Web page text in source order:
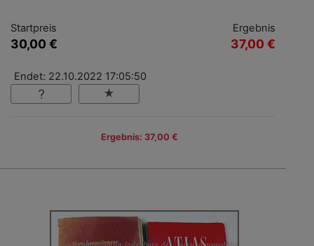
Startpreis
30,00 €
Ergebnis
37,00 €
Endet: 22.10.2022 17:05:50
Ergebnis: 37,00 €